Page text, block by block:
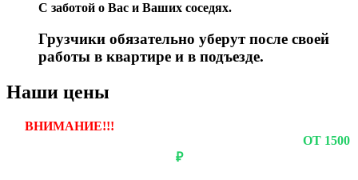
С заботой о Вас и Ваших соседях.
Грузчики обязательно уберут после своей
работы в квартире и в подъезде.
Наши цены
ВНИМАНИЕ!!!
ОТ 1500
₽